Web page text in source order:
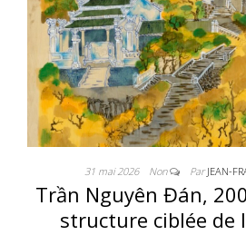
31 mai 2026 Non ParJEAN-
Trần Nguyên Đán,
structure ciblée de